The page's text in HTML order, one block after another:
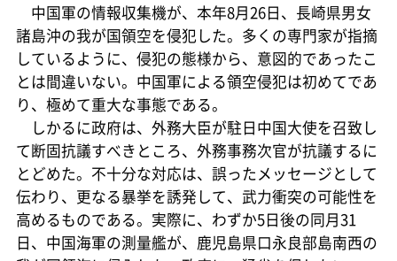
中国軍の情報収集機が、本年8月26日、長崎県男女
諸島沖の我が国領空を侵犯した。多くの専門家が指摘
しているように、侵犯の態様から、意図的であったこ
とは間違いない。中国軍による領空侵犯は初めてであ
り、極めて重大な事態である。
しかるに政府は、外務大臣が駐日中国大使を召致し
て断固抗議すべきところ、外務事務次官が抗議するに
とどめた。不十分な対応は、誤ったメッセージとして
伝わり、更なる暴挙を誘発して、武力衝突の可能性を
高めるものである。実際に、わずか5日後の同月31
日、中国海軍の測量艦が、鹿児島県口永良部島南西の